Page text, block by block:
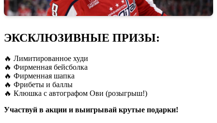
ЭКСКЛЮЗИВНЫЕ ПРИЗЫ:
🔥 Лимитированное худи
🔥 Фирменная бейсболка
🔥 Фирменная шапка
🔥 Фрибеты и баллы
🔥 Клюшка с автографом Ови (розыгрыш!)
Участвуй в акции и выигрывай крутые подарки!